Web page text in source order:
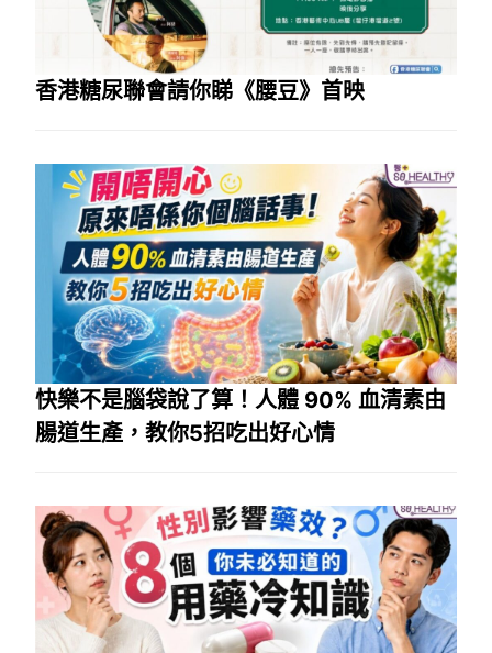
香港糖尿聯會請你睇《腰豆》首映
快樂不是腦袋說了算！人體 90% 血清素由
腸道生產，教你5招吃出好心情